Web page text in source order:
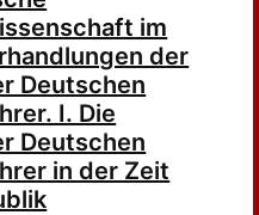
im
der
Deutschen
I. Die
Deutschen
in der Zeit